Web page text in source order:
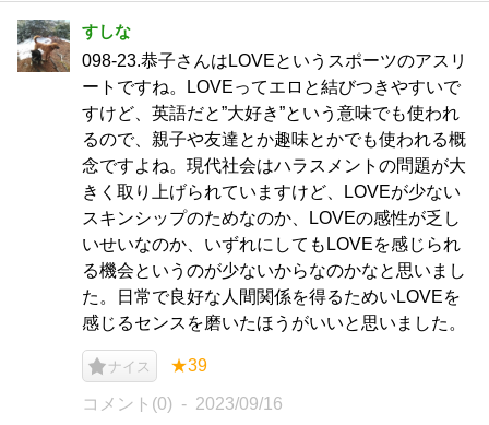
すしな
098-23.恭子さんはLOVEというスポーツのアスリ
ートですね。LOVEってエロと結びつきやすいで
すけど、英語だと”大好き”という意味でも使われ
るので、親子や友達とか趣味とかでも使われる概
念ですよね。現代社会はハラスメントの問題が大
きく取り上げられていますけど、LOVEが少ない
スキンシップのためなのか、LOVEの感性が乏し
いせいなのか、いずれにしてもLOVEを感じられ
る機会というのが少ないからなのかなと思いまし
た。日常で良好な人間関係を得るためいLOVEを
感じるセンスを磨いたほうがいいと思いました。
ナイス ★39
コメント(0) 2023/09/16